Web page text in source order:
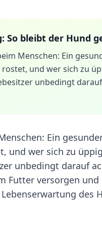
So bleibt der Hund
Menschen: Ein
rostet, und wer sich zu
unbedingt
Ein
und wer sich zu
unbedingt darauf
Futter versorgen
des